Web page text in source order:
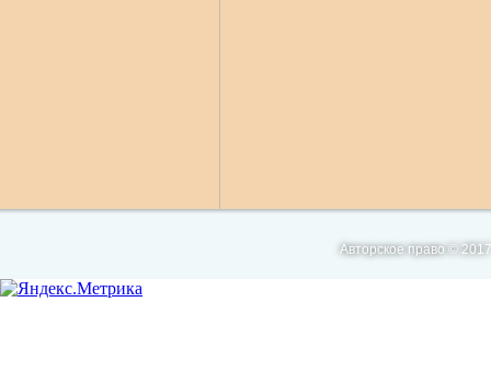
Авторское право ©